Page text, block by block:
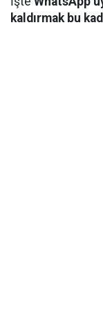
kaldırmak bu